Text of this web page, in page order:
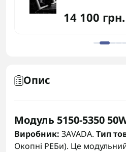
14 100 грн.
Опис
Модуль 5150-5350
Виробник: ЗАVADA. Тип
Окопні РЕБи). Це